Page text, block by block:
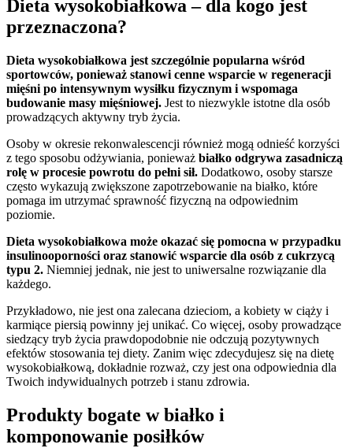
Dieta wysokobiałkowa – dla kogo jest
przeznaczona?
Dieta wysokobiałkowa jest szczególnie popularna wśród
sportowców, ponieważ stanowi cenne wsparcie w regeneracji
mięśni po intensywnym wysiłku fizycznym i wspomaga
budowanie masy mięśniowej. Jest to niezwykle istotne dla osób
prowadzących aktywny tryb życia.
Osoby w okresie rekonwalescencji również mogą odnieść korzyści
z tego sposobu odżywiania, ponieważ białko odgrywa zasadniczą
rolę w procesie powrotu do pełni sił. Dodatkowo, osoby starsze
często wykazują zwiększone zapotrzebowanie na białko, które
pomaga im utrzymać sprawność fizyczną na odpowiednim
poziomie.
Dieta wysokobiałkowa może okazać się pomocna w przypadku
insulinooporności oraz stanowić wsparcie dla osób z cukrzycą
typu 2. Niemniej jednak, nie jest to uniwersalne rozwiązanie dla
każdego.
Przykładowo, nie jest ona zalecana dzieciom, a kobiety w ciąży i
karmiące piersią powinny jej unikać. Co więcej, osoby prowadzące
siedzący tryb życia prawdopodobnie nie odczują pozytywnych
efektów stosowania tej diety. Zanim więc zdecydujesz się na dietę
wysokobiałkową, dokładnie rozważ, czy jest ona odpowiednia dla
Twoich indywidualnych potrzeb i stanu zdrowia.
Produkty bogate w białko i
komponowanie posiłków